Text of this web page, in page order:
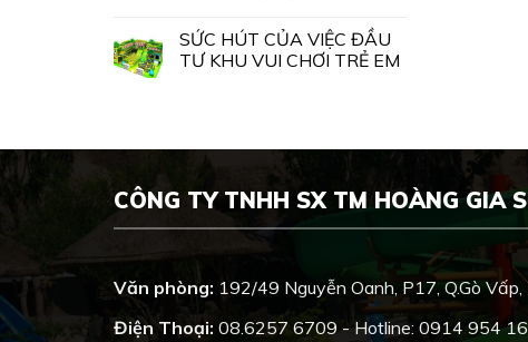
SỨC HÚT CỦA VIỆC ĐẦU
TƯ KHU VUI CHƠI TRẺ EM
CÔNG TY TNHH SX TM HOÀNG GIA
Văn phòng: 192/49 Nguyễn Oanh, P17, Q.Gò Vấp,
Điện Thoại: 08.6257 6709 - Hotline: 0914 954